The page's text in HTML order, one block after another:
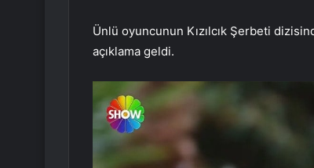
Ünlü oyuncunun Kızılcık Şerbeti
açıklama geldi.